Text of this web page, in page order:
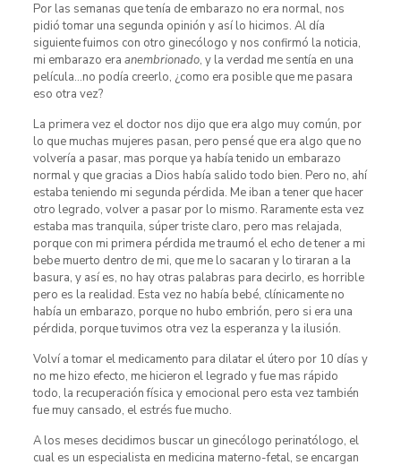
Por las semanas que tenía de embarazo no era normal, nos
pidió tomar una segunda opinión y así lo hicimos. Al día
siguiente fuimos con otro ginecólogo y nos confirmó la noticia,
mi embarazo era anembrionado, y la verdad me sentía en una
película…no podía creerlo, ¿como era posible que me pasara
eso otra vez?
La primera vez el doctor nos dijo que era algo muy común, por
lo que muchas mujeres pasan, pero pensé que era algo que no
volvería a pasar, mas porque ya había tenido un embarazo
normal y que gracias a Dios había salido todo bien. Pero no, ahí
estaba teniendo mi segunda pérdida. Me iban a tener que hacer
otro legrado, volver a pasar por lo mismo. Raramente esta vez
estaba mas tranquila, súper triste claro, pero mas relajada,
porque con mi primera pérdida me traumó el echo de tener a mi
bebe muerto dentro de mi, que me lo sacaran y lo tiraran a la
basura, y así es, no hay otras palabras para decirlo, es horrible
pero es la realidad. Esta vez no había bebé, clínicamente no
había un embarazo, porque no hubo embrión, pero si era una
pérdida, porque tuvimos otra vez la esperanza y la ilusión.
Volví a tomar el medicamento para dilatar el útero por 10 días y
no me hizo efecto, me hicieron el legrado y fue mas rápido
todo, la recuperación física y emocional pero esta vez también
fue muy cansado, el estrés fue mucho.
A los meses decidimos buscar un ginecólogo perinatólogo, el
cual es un especialista en medicina materno-fetal, se encargan